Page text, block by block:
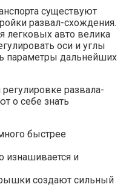
существуют
развал-схождения.
легковых авто велика
оси и углы
параметры дальнейших
развала-
о себе знать
быстрее
изнашивается и
создают сильный